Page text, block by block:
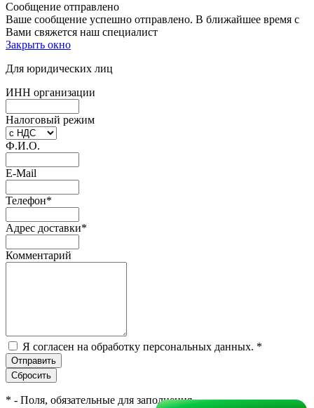
Сообщение отправлено
Ваше сообщение успешно отправлено. В ближайшее время с
Вами свяжется наш специалист
Закрыть окно
Для юридических лиц
ИНН организации
Налоговый режим
Ф.И.О.
E-Mail
Телефон*
Адрес доставки*
Комментарий
Я согласен на обработку персональных данных. *
* - Поля, обязательные для заполнения